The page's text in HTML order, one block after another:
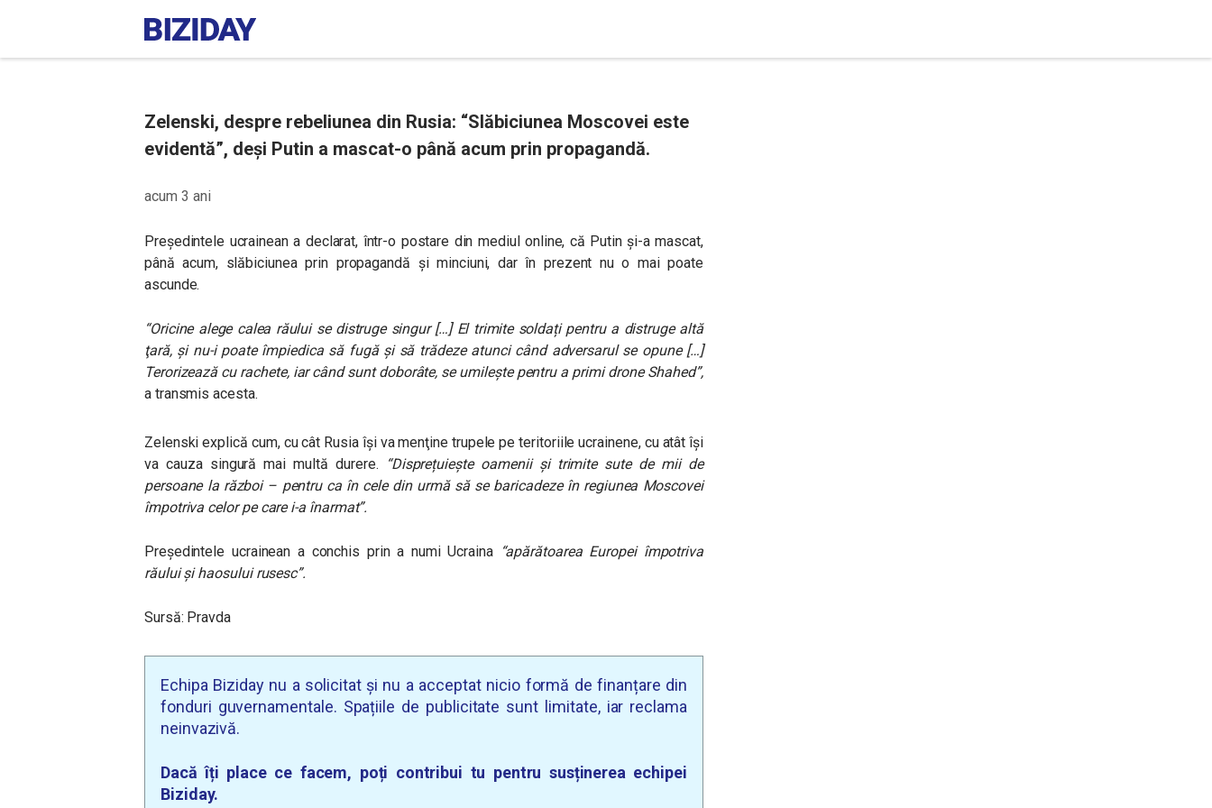
Zelenski, despre rebeliunea din Rusia: “Slăbiciunea Moscovei este
evidentă”, deşi Putin a mascat-o până acum prin propagandă.
acum 3 ani
Preşedintele ucrainean a declarat, într-o postare din mediul online, că Putin și-a mascat,
până acum, slăbiciunea prin propagandă şi minciuni, dar în prezent nu o mai poate
ascunde.
“Oricine alege calea răului se distruge singur […] El trimite soldați pentru a distruge altă
ţară, și nu-i poate împiedica să fugă și să trădeze atunci când adversarul se opune […]
Terorizează cu rachete, iar când sunt doborâte, se umilește pentru a primi drone Shahed”,
a transmis acesta.
Zelenski explică cum, cu cât Rusia îşi va menţine trupele pe teritoriile ucrainene, cu atât îşi
va cauza singură mai multă durere.
“Disprețuiește oamenii și trimite sute de mii de
persoane la război – pentru ca în cele din urmă să se baricadeze în regiunea Moscovei
împotriva celor pe care i-a înarmat”.
Preşedintele ucrainean a conchis prin a numi Ucraina “apărătoarea Europei împotriva
răului şi haosului rusesc”.
Sursă: Pravda
Echipa Biziday nu a solicitat și nu a acceptat nicio formă de finanțare din
fonduri guvernamentale. Spațiile de publicitate sunt limitate, iar reclama
neinvazivă.
Dacă îți place ce facem, poți contribui tu pentru susținerea echipei
Biziday.